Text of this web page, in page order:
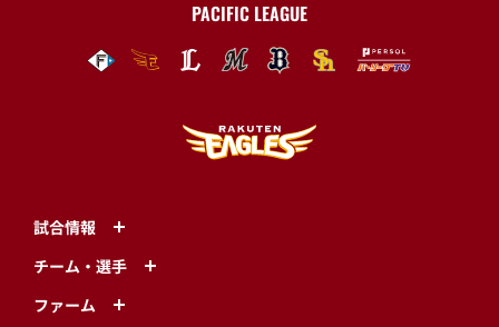
PACIFIC LEAGUE
試合情報
チーム・選手
ファーム